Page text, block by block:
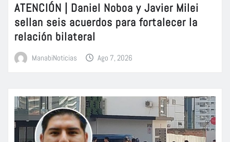
ATENCIÓN | Daniel Noboa y Javier Milei
sellan seis acuerdos para fortalecer la
relación bilateral
ManabiNoticias Ago 7, 2026